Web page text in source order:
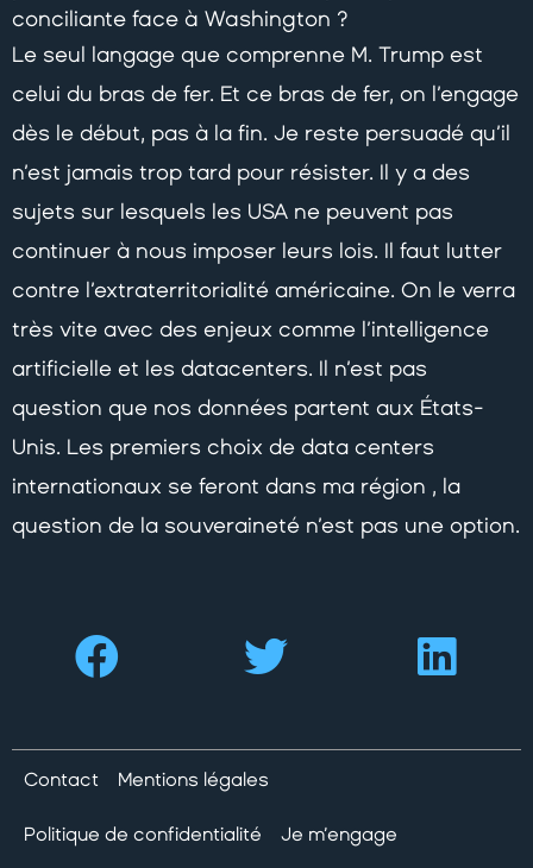
conciliante face à Washington ?
Le seul langage que comprenne M. Trump est
celui du bras de fer. Et ce bras de fer, on l’engage
dès le début, pas à la fin. Je reste persuadé qu’il
n’est jamais trop tard pour résister. Il y a des
sujets sur lesquels les USA ne peuvent pas
continuer à nous imposer leurs lois. Il faut lutter
contre l’extraterritorialité américaine. On le verra
très vite avec des enjeux comme l’intelligence
artificielle et les datacenters. Il n’est pas
question que nos données partent aux États-
Unis. Les premiers choix de data centers
internationaux se feront dans ma région , la
question de la souveraineté n’est pas une option.
Contact Mentions légales
Politique de confidentialité Je m’engage